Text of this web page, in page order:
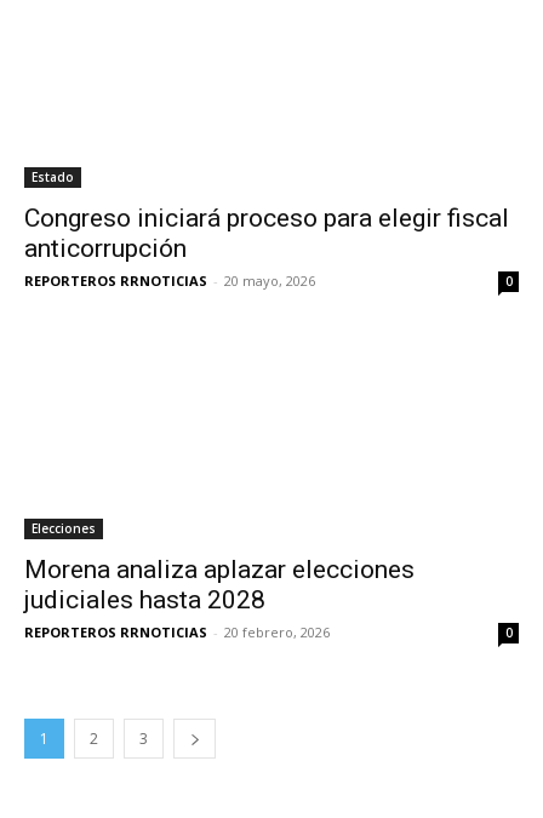
Estado
Congreso iniciará proceso para elegir fiscal
anticorrupción
REPORTEROS RRNOTICIAS - 20 mayo, 2026 0
Elecciones
Morena analiza aplazar elecciones
judiciales hasta 2028
REPORTEROS RRNOTICIAS - 20 febrero, 2026 0
1 2 3